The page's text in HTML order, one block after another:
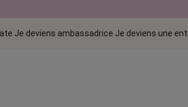
Je deviens ambassadrice Je deviens une